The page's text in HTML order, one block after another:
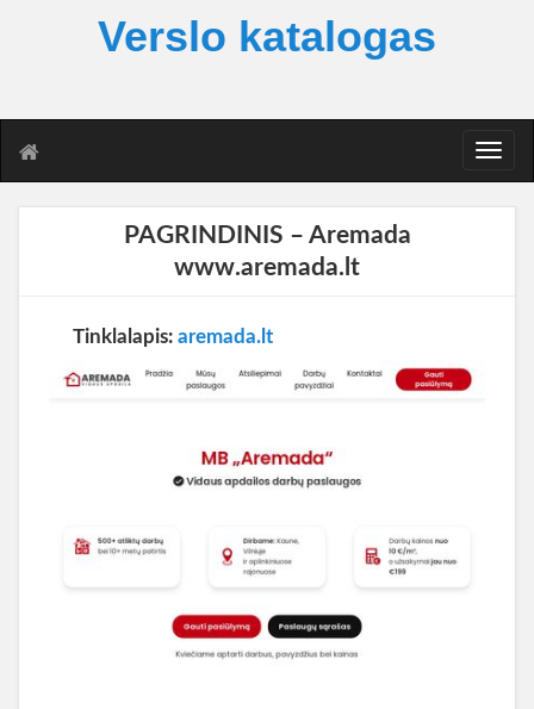
Verslo katalogas
T
o
PAGRINDINIS – Aremada
www.aremada.lt
Tinklalapis: aremada.lt